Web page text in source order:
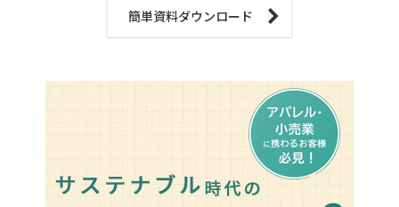
簡単資料ダウンロード